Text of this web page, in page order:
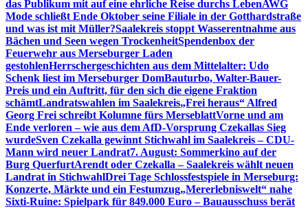
das Publikum mit auf eine ehrliche Reise durchs LebenAWG
Mode schließt Ende Oktober seine Filiale in der Gotthardstraße
und was ist mit Müller?Saalekreis stoppt Wasserentnahme aus
Bächen und Seen wegen TrockenheitSpendenbox der
Feuerwehr aus Merseburger Laden
gestohlenHerrschergeschichten aus dem Mittelalter: Udo
Schenk liest im Merseburger DomBauturbo, Walter-Bauer-
Preis und ein Auftritt, für den sich die eigene Fraktion
schämtLandratswahlen im Saalekreis„Frei heraus“ Alfred
Georg Frei schreibt Kolumne fürs MerseblattVorne und am
Ende verloren – wie aus dem AfD-Vorsprung Czekallas Sieg
wurdeSven Czekalla gewinnt Stichwahl im Saalekreis – CDU-
Mann wird neuer Landrat7. August: Sommerkino auf der
Burg QuerfurtArendt oder Czekalla – Saalekreis wählt neuen
Landrat in StichwahlDrei Tage Schlossfestspiele in Merseburg:
Konzerte, Märkte und ein Festumzug„Mererlebniswelt“ nahe
Sixti-Ruine: Spielpark für 849.000 Euro – Bauausschuss berät